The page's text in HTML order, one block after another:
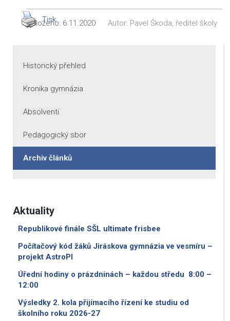
Tisk
Vloženo: 6.11.2020 Autor: Pavel Škoda, ředitel školy
Historický přehled
Kronika gymnázia
Absolventi
Pedagogický sbor
Archiv článků
Aktuality
Republikové finále SŠL ultimate frisbee
Počítačový kód žáků Jiráskova gymnázia ve vesmíru –
projekt AstroPI
Úřední hodiny o prázdninách – každou středu 8:00 –
12:00
Výsledky 2. kola přijímacího řízení ke studiu od
školního roku 2026-27